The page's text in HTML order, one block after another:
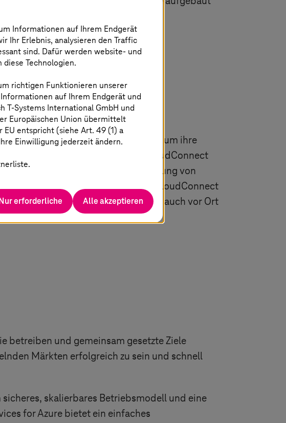
Telekom AG und Microsoft Azure, um ihre
zu bieten. CloudConnect
das Internet überflüssig (Vermeidung von
Anwendungen benötigen. CloudConnect
zu erfüllen, um Anwendungsdaten auch vor Ort
betreiben und gemeinsam gesetzte Ziele
Märkten erfolgreich zu sein und schnell
skalierbares Betriebsmodell und eine
for Azure bietet ein einfaches
Informationen auf Ihrem Endgerät
Ihr Erlebnis, analysieren den Traffic
sind. Dafür werden website- und
Technologien.
richtigen Funktionieren unserer
auf Ihrem Endgerät und
T-Systems International GmbH und
Europäischen Union übermittelt
entspricht (siehe Art. 49 (1) a
Einwilligung jederzeit ändern.
erforderliche Alle akzeptieren